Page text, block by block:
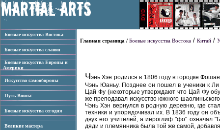
Боевые искусства Востока
Боевые искусства славян
Боевые искусства Европы и
Америки
Искусство самообороны
Путь Воина
Боевые искусства сегодня
Великие мастера
Главная страница / Боевые искусства Востока / Китай /
Чэнь Хэн родился в 1806 году в городке
Чэнь Юаньу. Позднее он пошел в ученики к
Цай Фу (некоторые утверждают что Цай Фу
же преподавал искусство южного
Чэнь Хэн вернулся в родную деревню, где
техники и упорядочивал их. В 1836 году он
двух его учителей, а иероглиф "фо" означал
дяди и племянника была той же самой,